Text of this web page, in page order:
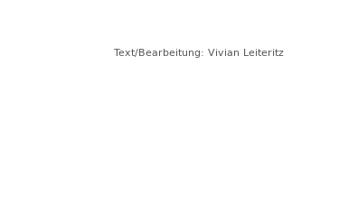
Text/Bearbeitung: Vivian Leiteritz